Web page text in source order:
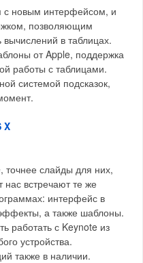
с новым интерфейсом, и
позволяющим
вычислений в таблицах.
от Apple, поддержка
работы с таблицами.
системой подсказок,
X
точнее слайды для них,
встречают те же
интерфейс в
а также шаблоны.
работать с Keynote из
устройства.
также в наличии.